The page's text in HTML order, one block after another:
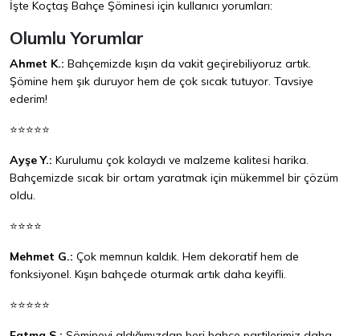
İşte Koçtaş Bahçe Şöminesi için kullanıcı yorumları:
Olumlu Yorumlar
Ahmet K.: Bahçemizde kışın da vakit geçirebiliyoruz artık.
Şömine hem şık duruyor hem de çok sıcak tutuyor. Tavsiye
ederim!
⭐⭐⭐⭐⭐
Ayşe Y.: Kurulumu çok kolaydı ve malzeme kalitesi harika.
Bahçemizde sıcak bir ortam yaratmak için mükemmel bir çözüm
oldu.
⭐⭐⭐⭐
Mehmet G.: Çok memnun kaldık. Hem dekoratif hem de
fonksiyonel. Kışın bahçede oturmak artık daha keyifli.
⭐⭐⭐⭐⭐